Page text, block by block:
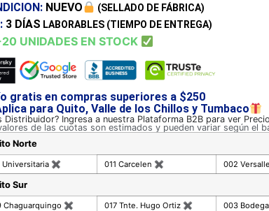
NUEVO (SELLADO DE FÁBRICA)
3 DÍAS LABORABLES (TIEMPO DE ENTREGA)
UNIDADES EN STOCK
gratis en compras superiores a $250
para Quito, Valle de los Chillos y Tumbaco
Distribuidor? Ingresa a nuestra Plataforma B2B para ver
de las cuotas son estimados y pueden variar según el
Norte
Universitaria ✖ 011 Carcelen ✖ 002
Sur
Chaguarquingo ✖ 017 Tnte. Hugo Ortiz ✖ 003